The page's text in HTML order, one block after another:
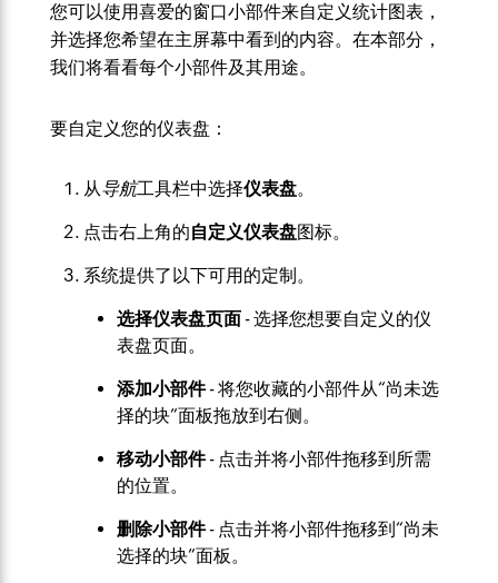
您可以使用喜爱的窗口小部件来自定义统计图表，
并选择您希望在主屏幕中看到的内容。在本部分，
我们将看看每个小部件及其用途。
要自定义您的仪表盘：
从导航工具栏中选择仪表盘。
点击右上角的自定义仪表盘图标。
系统提供了以下可用的定制。
选择仪表盘页面- 选择您想要自定义的仪
表盘页面。
添加小部件- 将您收藏的小部件从“尚未选
择的块”面板拖放到右侧。
移动小部件- 点击并将小部件拖移到所需
的位置。
删除小部件- 点击并将小部件拖移到“尚未
选择的块”面板。